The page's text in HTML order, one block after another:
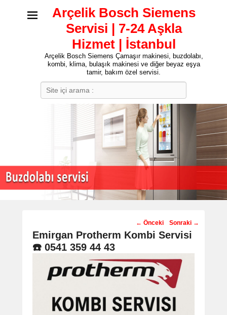
Arçelik Bosch Siemens
Servisi | 7-24 Aşkla
Hizmet | İstanbul
Arçelik Bosch Siemens Çamaşır makinesi, buzdolabı,
kombi, klima, bulaşık makinesi ve diğer beyaz eşya
tamir, bakım özel servisi.
Post
navigation
← Önceki Sonraki →
Emirgan Protherm Kombi Servisi
☎️ 0541 359 44 43